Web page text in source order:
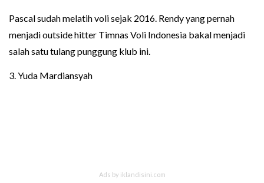
Pascal sudah melatih voli sejak 2016. Rendy yang pernah
menjadi outside hitter Timnas Voli Indonesia bakal menjadi
salah satu tulang punggung klub ini.
3. Yuda Mardiansyah